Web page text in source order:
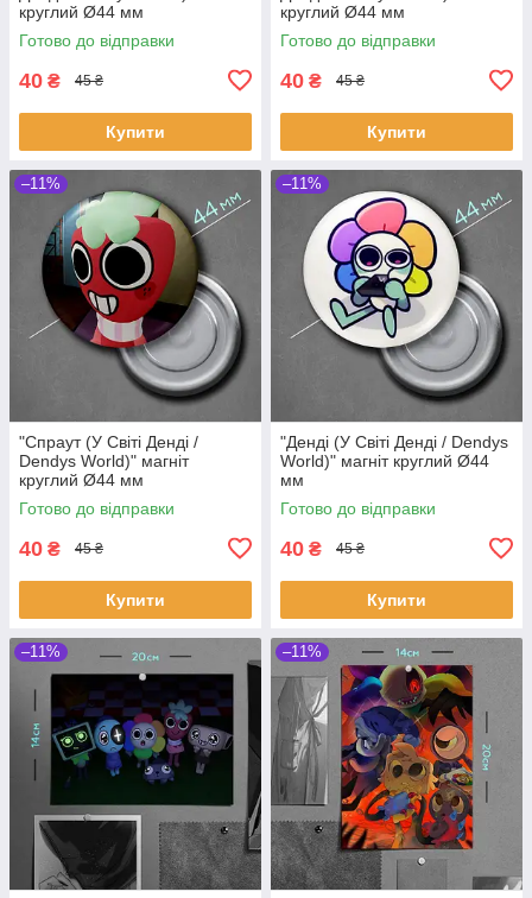
круглий Ø44 мм
Готово до відправки
40 ₴ 45 ₴
Купити
круглий Ø44 мм
Готово до відправки
40 ₴ 45 ₴
Купити
–11%
"Спраут (У Світі Денді /
Dendys World)" магніт
круглий Ø44 мм
Готово до відправки
40 ₴ 45 ₴
Купити
–11%
"Денді (У Світі Денді / Dendys
World)" магніт круглий Ø44
мм
Готово до відправки
40 ₴ 45 ₴
Купити
–11% –11%